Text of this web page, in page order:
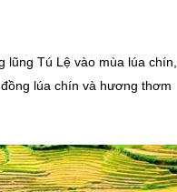
lũng Tú Lệ vào mùa lúa chín,
lúa chín và hương thơm